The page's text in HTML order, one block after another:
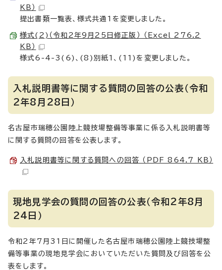
KB）
提出書類一覧表、様式共通1を変更しました。
様式(2)（令和2年9月25日修正版） （Excel 276.2
KB）
様式6-4-3(6)、(8)別紙1、(11)を変更しました。
入札説明書等に関する質問の回答の公表（令和
2年8月28日）
名古屋市瑞穂公園陸上競技場整備等事業に係る入札説明書等
に関する質問の回答を公表します。
入札説明書等に関する質問への回答 （PDF 864.7 KB）
現地見学会の質問の回答の公表（令和2年8月
24日）
令和2年7月31日に開催した名古屋市瑞穂公園陸上競技場整
備等事業の現地見学会においていただいた質問及び回答を公
表をします。